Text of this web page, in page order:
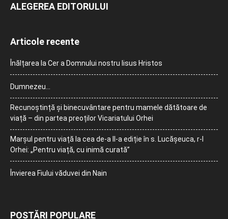
ALEGEREA EDITORULUI
Articole recente
Înălțarea la Cer a Domnului nostru Iisus Hristos
Dumnezeu…
Recunoștință și binecuvântare pentru mamele dătătoare de
viață – din partea preoților Vicariatului Orhei
Marșul pentru viață la cea de-a II-a ediție în s. Lucășeuca, r-l
Orhei: „Pentru viață, cu inimă curată”
Învierea Fiului văduvei din Nain
POSTĂRI POPULARE